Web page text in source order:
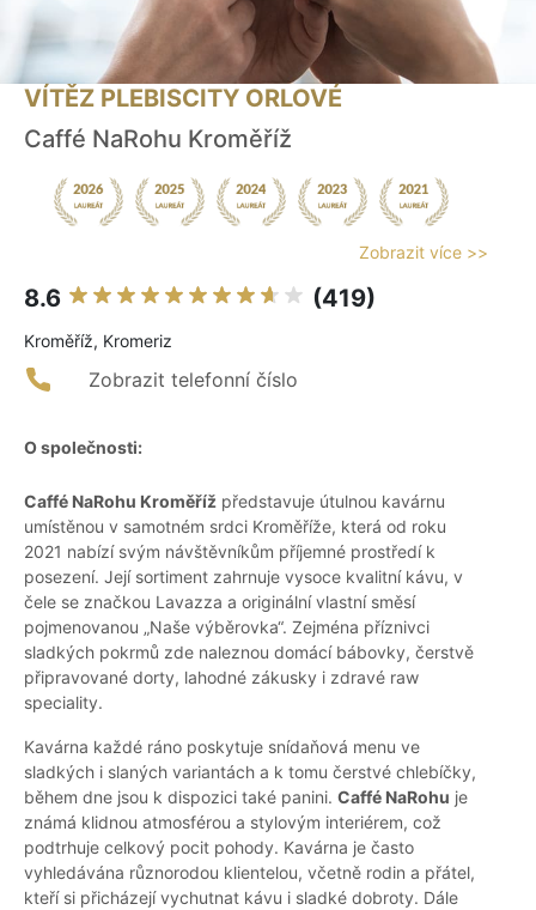
VÍTĚZ PLEBISCITY ORLOVÉ
Caffé NaRohu Kroměříž
Zobrazit více >>
8.6 (419)
Kroměříž, Kromeriz
Zobrazit telefonní číslo
O společnosti:
Caffé NaRohu Kroměříž představuje útulnou kavárnu
umístěnou v samotném srdci Kroměříže, která od roku
2021 nabízí svým návštěvníkům příjemné prostředí k
posezení. Její sortiment zahrnuje vysoce kvalitní kávu, v
čele se značkou Lavazza a originální vlastní směsí
pojmenovanou „Naše výběrovka“. Zejména příznivci
sladkých pokrmů zde naleznou domácí bábovky, čerstvě
připravované dorty, lahodné zákusky i zdravé raw
speciality.
Kavárna každé ráno poskytuje snídaňová menu ve
sladkých i slaných variantách a k tomu čerstvé chlebíčky,
během dne jsou k dispozici také panini. Caffé NaRohu je
známá klidnou atmosférou a stylovým interiérem, což
podtrhuje celkový pocit pohody. Kavárna je často
vyhledávána různorodou klientelou, včetně rodin a přátel,
kteří si přicházejí vychutnat kávu i sladké dobroty. Dále